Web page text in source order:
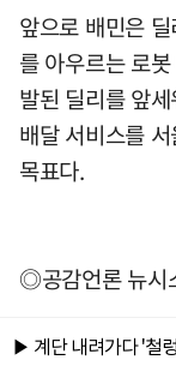
앞으로 배민은
를 아우르는 로
발된 딜리를 앞
배달 서비스를
목표다.
◎공감언론 뉴시